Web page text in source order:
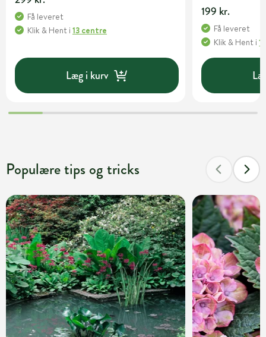
Få leveret
Klik & Hent i 13 centre
Læg i kurv
199 kr.
Få leveret
Klik & Hent i
Populære tips og tricks